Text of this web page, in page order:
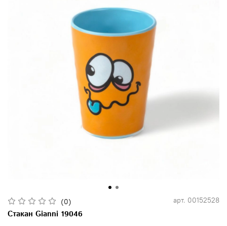
(0) арт. 00152528
Стакан Gianni 19046